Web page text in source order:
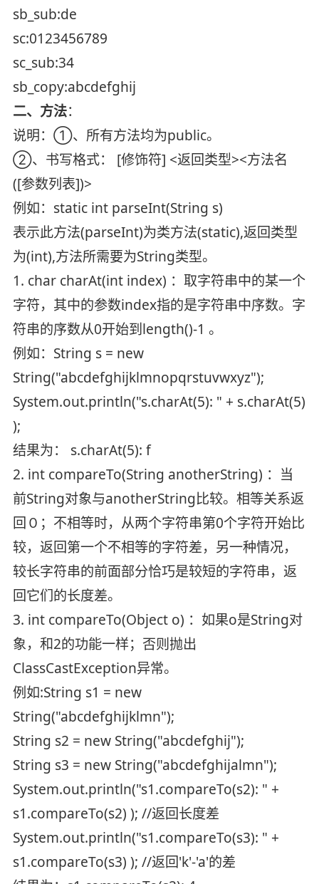
sb_sub:de
sc:0123456789
sc_sub:34
sb_copy:abcdefghij
二、方法：
说明：①、所有方法均为public。
②、书写格式： [修饰符] <返回类型><方法名
([参数列表])>
例如：static int parseInt(String s)
表示此方法(parseInt)为类方法(static),返回类型
为(int),方法所需要为String类型。
1. char charAt(int index) ：取字符串中的某一个
字符，其中的参数index指的是字符串中序数。字
符串的序数从0开始到length()-1 。
例如：String s = new
String("abcdefghijklmnopqrstuvwxyz");
System.out.println("s.charAt(5): " + s.charAt(5)
);
结果为： s.charAt(5): f
2. int compareTo(String anotherString) ：当
前String对象与anotherString比较。相等关系返
回０；不相等时，从两个字符串第0个字符开始比
较，返回第一个不相等的字符差，另一种情况，
较长字符串的前面部分恰巧是较短的字符串，返
回它们的长度差。
3. int compareTo(Object o) ：如果o是String对
象，和2的功能一样；否则抛出
ClassCastException异常。
例如:String s1 = new
String("abcdefghijklmn");
String s2 = new String("abcdefghij");
String s3 = new String("abcdefghijalmn");
System.out.println("s1.compareTo(s2): " +
s1.compareTo(s2) ); //返回长度差
System.out.println("s1.compareTo(s3): " +
s1.compareTo(s3) ); //返回'k'-'a'的差